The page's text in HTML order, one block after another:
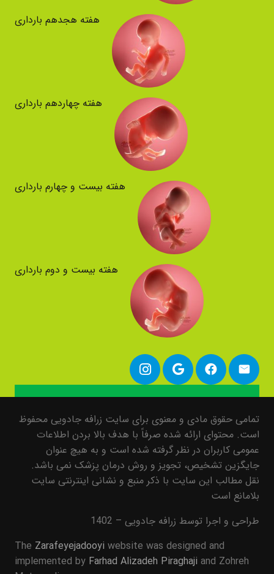
هفته هجدهم بارداری
هفته چهاردهم بارداری
هفته بیست و چهارم بارداری
هفته بیست و دوم بارداری
تمامی حقوق مادی و معنوی برای سایت زرافه جادویی محفوظ
است. محتوای ارائه شده صرفاً با هدف بالا بردن اطلاعات
عمومی کاربران در نظر گرفته شده است و به هیچ عنوان
جایگزین تشخیص، تجویز و روش درمان پزشک نمی باشد.
نقل مطالب این سایت با ذکر منبع و نشانی اینترنتی سایت
بلامانع است
طراحی و اجرا توسط زرافه جادویی – 1402
The Zarafeyejadooyi website was designed and
implemented by Farhad Alizadeh Piraghaji and Zohreh